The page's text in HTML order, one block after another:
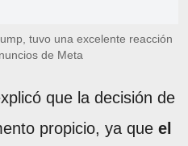
tuvo una excelente reacción
de Meta
que la decisión de
propicio, ya que el